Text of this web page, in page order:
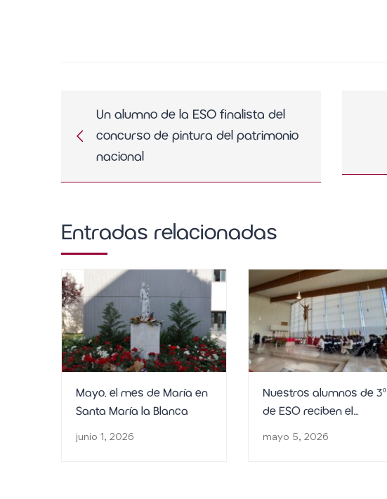
Un alumno de la ESO finalista del
concurso de pintura del patrimonio
nacional
Entradas relacionadas
Mayo, el mes de María en
Santa María la Blanca
junio 1, 2026
Nuestros alumnos de 3º
de ESO reciben el
sacramento de la
mayo 5, 2026